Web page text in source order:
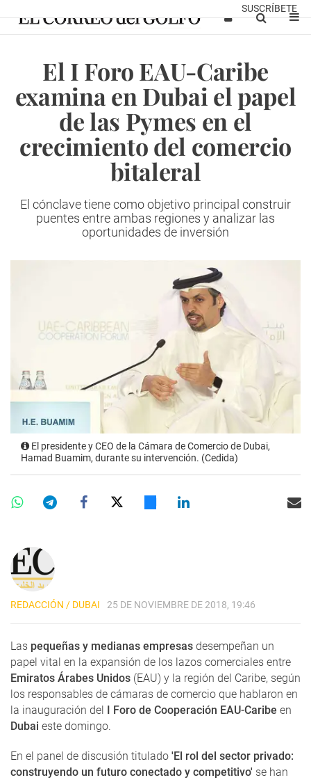
SUSCRÍBETE
El I Foro EAU-Caribe
examina en Dubai el papel
de las Pymes en el
crecimiento del comercio
bitaleral
El cónclave tiene como objetivo principal construir
puentes entre ambas regiones y analizar las
oportunidades de inversión
El presidente y CEO de la Cámara de Comercio de Dubai,
Hamad Buamim, durante su intervención. (Cedida)
REDACCIÓN / DUBAI 25 DE NOVIEMBRE DE 2018, 19:46
Las pequeñas y medianas empresas desempeñan un
papel vital en la expansión de los lazos comerciales entre
Emiratos Árabes Unidos (EAU) y la región del Caribe, según
los responsables de cámaras de comercio que hablaron en
la inauguración del I Foro de Cooperación EAU-Caribe en
Dubai este domingo.
En el panel de discusión titulado 'El rol del sector privado:
construyendo un futuro conectado y competitivo' se han